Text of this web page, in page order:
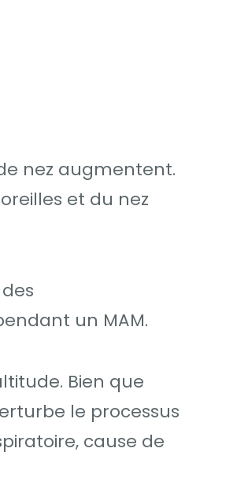
nez augmentent.
et du nez
un MAM.
Bien que
le processus
cause de